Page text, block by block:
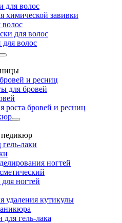
для волос
химической завивки
для волос
для волос
и ресниц
для бровей
роста бровей и ресниц
лаки
ногтей
ногтей
удаления кутикулы
для гель-лака